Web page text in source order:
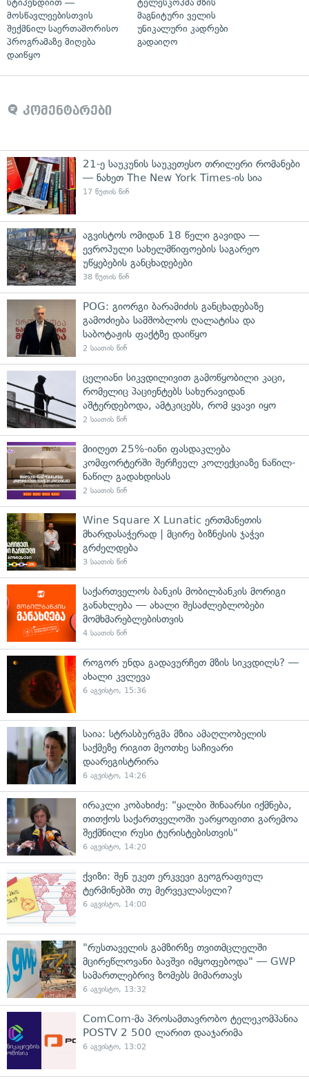
მოსწავლეებისთვის
შექმნილ საერთაშორისო
პროგრამაზე მიღება
დაიწყო
მაგნიტური ველის
უნიკალური კადრები
გადაიღო
კომენტარები
21-ე საუკუნის საუკეთესო თრილერი რომანები
— ნახეთ The New York Times-ის სია
17 წუთის წინ
აგვისტოს ომიდან 18 წელი გავიდა —
ევროპული სახელმწიფოების საგარეო
უწყებების განცხადებები
38 წუთის წინ
POG: გიორგი ბარამიძის განცხადებაზე
გამოძიება სამშობლოს ღალატისა და
საბოტაჟის ფაქტზე დაიწყო
2 საათის წინ
ცელიანი სიკვდილივით გამოწყობილი კაცი,
რომელიც პაციენტებს სახურავიდან
აშტერდებოდა, ამტკიცებს, რომ ყვავი იყო
2 საათის წინ
მიიღეთ 25%-იანი ფასდაკლება
კომფორტერში შერჩეულ კოლექციაზე ნაწილ-
ნაწილ გადახდისას
2 საათის წინ
Wine Square X Lunatic ერთმანეთის
მხარდასაჭერად | მცირე ბიზნესის ჯაჭვი
გრძელდება
3 საათის წინ
საქართველოს ბანკის მობილბანკის მორიგი
განახლება — ახალი შესაძლებლობები
მომხმარებლებისთვის
4 საათის წინ
როგორ უნდა გადავურჩეთ მზის სიკვდილს? —
ახალი კვლევა
6 აგვისტო, 15:36
საია: სტრასბურგმა მზია ამაღლობელის
საქმეზე რიგით მეოთხე საჩივარი
დაარეგისტრირა
6 აგვისტო, 14:26
ირაკლი კობახიძე: "ყალბი შინაარსი იქმნება,
თითქოს საქართველოში უარყოფითი გარემოა
შექმნილი რუსი ტურისტებისთვის"
6 აგვისტო, 14:20
ქვიზი: შენ უკეთ ერკვევი გეოგრაფიულ
ტერმინებში თუ მერვეკლასელი?
6 აგვისტო, 14:00
"რუსთაველის გამზირზე თვითმცლელში
მცირეწლოვანი ბავშვი იმყოფებოდა" — GWP
სამართლებრივ ზომებს მიმართავს
6 აგვისტო, 13:32
ComCom-მა პროსამთავრობო ტელეკომპანია
POSTV 2 500 ლარით დააჯარიმა
6 აგვისტო, 13:02